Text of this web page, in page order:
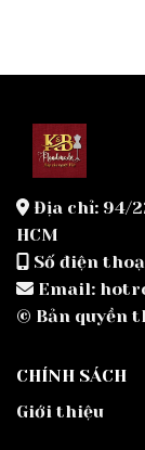
Địa chỉ: 94/
HCM
Số điện
Email:
© Bản quyền
CHÍNH SÁCH
Giới thiệu